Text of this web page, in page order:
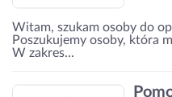
Witam, szukam osoby do
Poszukujemy osoby, która
W zakres...